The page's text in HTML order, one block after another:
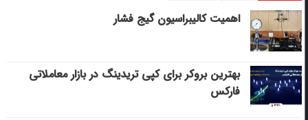
اهمیت کالیبراسیون گیج فشار
بهترین بروکر برای کپی‌ تریدینگ در بازار معاملاتی
فارکس